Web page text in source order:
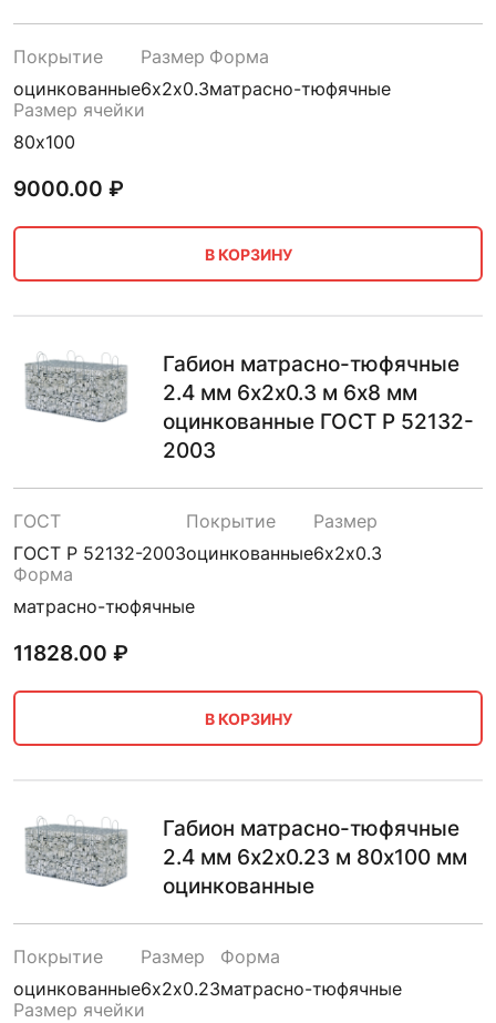
Покрытие
оцинкованные
Размер
6х2х0.3
Форма
матрасно-тюфячные
Размер ячейки
80х100
9000.00 ₽
В КОРЗИНУ
Габион матрасно-тюфячные
2.4 мм 6х2х0.3 м 6х8 мм
оцинкованные ГОСТ Р 52132-
2003
ГОСТ
ГОСТ Р 52132-2003
Покрытие
оцинкованные
Размер
6х2х0.3
Форма
матрасно-тюфячные
11828.00 ₽
В КОРЗИНУ
Габион матрасно-тюфячные
2.4 мм 6х2х0.23 м 80х100 мм
оцинкованные
Покрытие
оцинкованные
Размер
6х2х0.23
Форма
матрасно-тюфячные
Размер ячейки